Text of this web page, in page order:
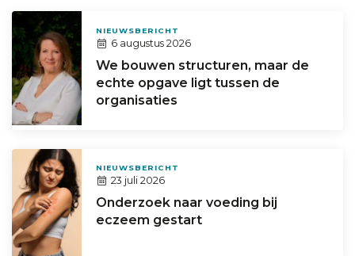
NIEUWSBERICHT
6 augustus 2026
We bouwen structuren, maar de
echte opgave ligt tussen de
organisaties
NIEUWSBERICHT
23 juli 2026
Onderzoek naar voeding bij
eczeem gestart